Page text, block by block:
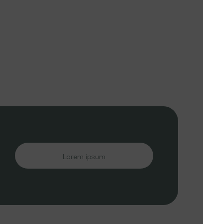
Lorem ipsum